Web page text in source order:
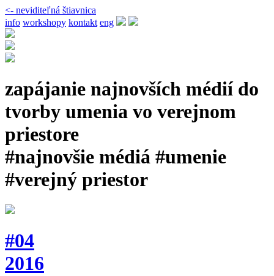
<- neviditeľná štiavnica
info workshopy kontakt eng
zapájanie najnovších médií do
tvorby umenia vo verejnom
priestore
#najnovšie médiá #umenie
#verejný priestor
#04
2016